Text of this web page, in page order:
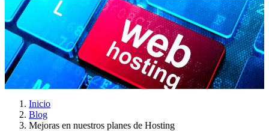
Mejoras en nuestros planes de
Hosting
Publicado el: 10-12-2020
Inicio
Blog
Mejoras en nuestros planes de Hosting